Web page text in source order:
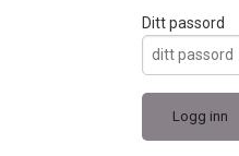
Ditt passord